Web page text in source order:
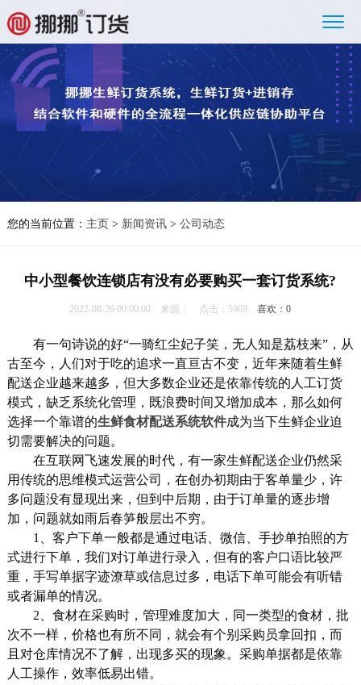
您的当前位置： 主页 > 新闻资讯> 公司动态
中小型餐饮连锁店有没有必要购买一套订货系统?
2022-08-26 00:00:00 来源： 点击：5969喜欢：0
有一句诗说的好“一骑红尘妃子笑，无人知是荔枝来”，从
古至今，人们对于吃的追求一直亘古不变，近年来随着生鲜
配送企业越来越多，但大多数企业还是依靠传统的人工订货
模式，缺乏系统化管理，既浪费时间又增加成本，那么如何
选择一个靠谱的生鲜食材配送系统软件成为当下生鲜企业迫
切需要解决的问题。
在互联网飞速发展的时代，有一家生鲜配送企业仍然采
用传统的思维模式运营公司，在创办初期由于客单量少，许
多问题没有显现出来，但到中后期，由于订单量的逐步增
加，问题就如雨后春笋般层出不穷。
1、客户下单一般都是通过电话、微信、手抄单拍照的方
式进行下单，我们对订单进行录入，但有的客户口语比较严
重，手写单据字迹潦草或信息过多，电话下单可能会有听错
或者漏单的情况。
2、食材在采购时，管理难度加大，同一类型的食材，批
次不一样，价格也有所不同，就会有个别采购员拿回扣，而
且对仓库情况不了解，出现多买的现象。采购单据都是依靠
人工操作，效率低易出错。